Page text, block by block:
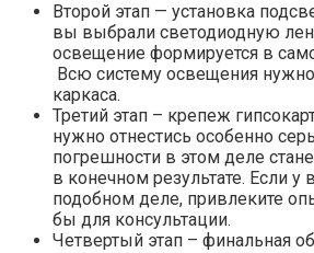
Второй этап — установка
вы выбрали светодиодную
освещение формируется в
Всю систему освещения
каркаса.
Третий этап – крепеж
нужно отнестись особенно
погрешности в этом деле
в конечном результате. Если у
подобном деле, привлеките
бы для консультации.
Четвертый этап – финальная